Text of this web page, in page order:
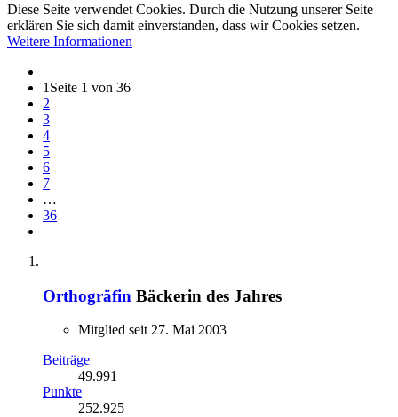
Diese Seite verwendet Cookies. Durch die Nutzung unserer Seite
erklären Sie sich damit einverstanden, dass wir Cookies setzen.
Weitere Informationen
1 Seite 1 von 36
2
3
4
5
6
7
…
36
Orthogräfin Bäckerin des Jahres
Mitglied seit 27. Mai 2003
Beiträge
49.991
Punkte
252.925